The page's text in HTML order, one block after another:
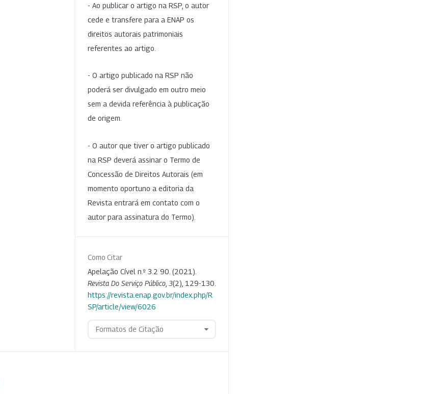
- Ao publicar o artigo na RSP, o autor
cede e transfere para a ENAP os
direitos autorais patrimoniais
referentes ao artigo.
- O artigo publicado na RSP não
poderá ser divulgado em outro meio
sem a devida referência à publicação
de origem.
- O autor que tiver o artigo publicado
na RSP deverá assinar o Termo de
Concessão de Direitos Autorais (em
momento oportuno a editoria da
Revista entrará em contato com o
autor para assinatura do Termo).
Como Citar
Apelação Cível n.º 3.2 90. (2021).
Revista Do Serviço Público 3(2), 129-130.
https://revista.enap.gov.br/index.php/R
SP/article/view/6026
Formatos de Citação